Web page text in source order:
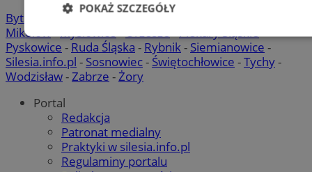
Bytom Chorzów-Gliwice- Katowice
Mikołów-Mysłowice-Orzesze-Piekary Śląskie-
Pyskowice - Ruda Śląska - Rybnik- Siemianowice -
Silesia.info.pl - Sosnowiec- Świętochłowice -Tychy-
Wodzisław-Zabrze -Żory
Portal
Redakcja
Patronat medialny
Praktyki w silesia.info.pl
Regulaminy portalu
POKAŻ SZCZEGÓŁY
Niezbędne Wydajność